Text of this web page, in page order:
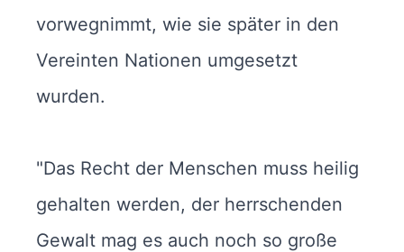
vorwegnimmt, wie sie später in den
Vereinten Nationen umgesetzt
wurden.
"Das Recht der Menschen muss heilig
gehalten werden, der herrschenden
Gewalt mag es auch noch so große